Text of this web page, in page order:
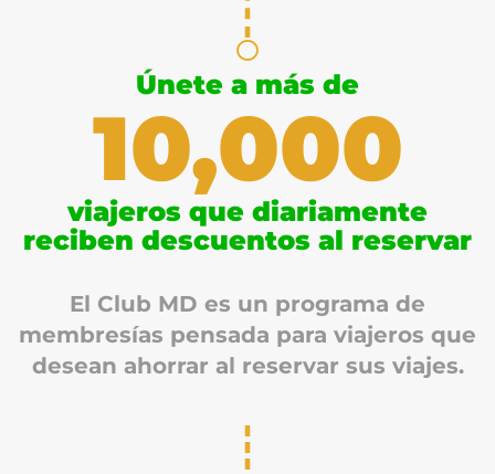
Únete a más de
10,000
viajeros que diariamente
reciben descuentos al reservar
El Club MD es un programa de
membresías pensada para viajeros que
desean ahorrar al reservar sus viajes.